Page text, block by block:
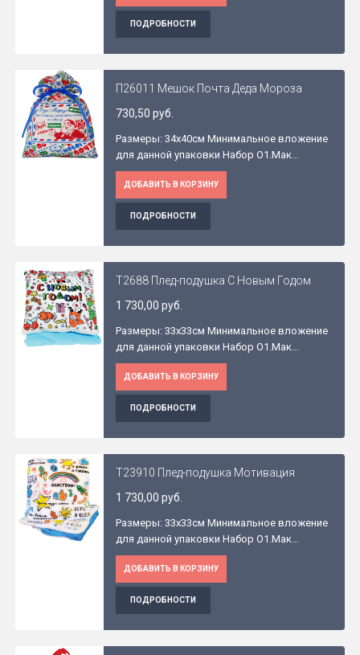
ПОДРОБНОСТИ
П26011 Мешок Почта Деда Мороза
730,50 руб.
Размеры: 34x40см Минимальное вложение
для данной упаковки Набор O1.Мак...
ДОБАВИТЬ В КОРЗИНУ
ПОДРОБНОСТИ
Т2688 Плед-подушка С Новым Годом
1 730,00 руб.
Размеры: 33x33см Минимальное вложение
для данной упаковки Набор O1.Мак...
ДОБАВИТЬ В КОРЗИНУ
ПОДРОБНОСТИ
Т23910 Плед-подушка Мотивация
1 730,00 руб.
Размеры: 33x33см Минимальное вложение
для данной упаковки Набор O1.Мак...
ДОБАВИТЬ В КОРЗИНУ
ПОДРОБНОСТИ